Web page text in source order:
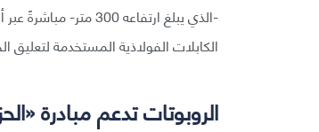
الكابلات الفولاذية المستخدمة لتعليق الجسر
الروبوتات تدعم مبادرة